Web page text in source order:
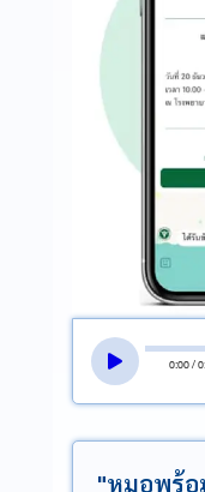
0:00/0:
"หมอพร้อ